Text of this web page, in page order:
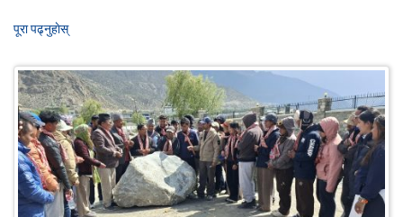
पूरा पढ्नुहाेस्